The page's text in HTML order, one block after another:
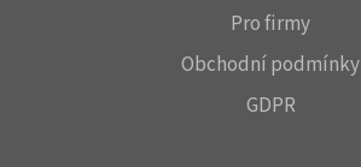
Pro firmy
Obchodní podmínky
GDPR